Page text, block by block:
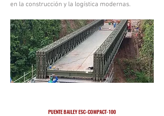
en la construcción y la logística modernas.
PUENTE BAILEY ESC-COMPACT-100